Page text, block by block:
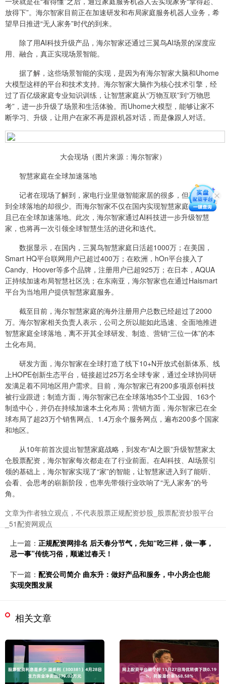
放得下”。海尔智家目前正在加速研发和布局家庭服务机器人业务，希
望早日推进“无人家务”时代的到来。
除了用AI科技升级产品，海尔智家还通过三翼鸟AI场景的深度应
用、融合，真正实现场景智能。
据了解，这些场景智能的实现，是因为有海尔智家大脑和Uhome
大模型这样的平台和技术支持。海尔智家大脑作为核心技术引擎，经
过了百亿级家庭专业知识训练，让智慧家庭从“万物互联”到“万物思
考”，进一步升级了场景和生活体验。而Uhome大模型，能够让家不
断学习、升级，让用户在家不再是跟机器对话，而是像跟人对话。
大会现场（图片来源：海尔智家）
智慧家庭在全球加速落地
记者在现场了解到，家电行业里做智能家居的很多，但真正能做
到全球落地的却很少。而海尔智家不仅在国内实现智慧家庭普及，而
且已在全球加速落地。此次，海尔智家通过AI科技进一步升级智慧
家，也将再一次引领全球智慧生活的进化和迭代。
数据显示，在国内，三翼鸟智慧家庭日活超1000万；在美国，
Smart HQ平台联网用户已超过400万；在欧洲，hOn平台接入了
Candy、Hoover等多个品牌，注册用户已超925万；在日本，AQUA
正持续加速布局智慧社区洗；在东南亚，海尔智家也在通过Haismart
平台为当地用户提供智慧家庭服务。
截至目前，海尔智慧家庭的海外注册用户总数已经超过了2000
万。海尔智家相关负责人表示，公司之所以能如此迅速、全面地推进
智慧家庭全球落地，离不开其全球研发、制造、营销“三位一体”的本
土化布局。
研发方面，海尔智家在全球打造了线下10+N开放式创新体系、线
上HOPE创新生态平台，链接超过25万名全球专家，通过全球协同研
发满足着不同地区用户需求。目前，海尔智家已有200多项原创科技
被行业跟进；制造方面，海尔智家已在全球落地35个工业园、163个
制造中心，并仍在持续加速本土化布局；营销方面，海尔智家已在全
球布局了超23万个销售网点、1.4万余个服务网点，遍布200多个国家
和地区。
从10年前首次提出智慧家庭战略，到发布“AI之眼”升级智慧家太
仓股票配资，海尔智家每次都走在了行业前面。在AI科技、AI场景引
领的基础上，海尔智家实现了“家”的智能，让智慧家进入到了能听、
会看、会思考的崭新阶段，也率先带领行业吹响了“无人家务”的号
角。
文章为作者独立观点，不代表股票正规配资炒股_股票配资炒股平台
_51配资网观点
上一篇： 正规配资网排名 后天春分节气，先知“吃三样，做一事，
忌一事”传统习俗，顺遂过春天！
下一篇： 配资公司简介 曲东升：做好产品和服务，中小房企也能
实现突围发展
相关文章